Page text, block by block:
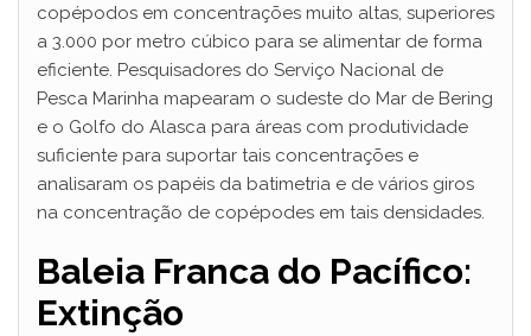
copépodos em concentrações muito altas, superiores
a 3.000 por metro cúbico para se alimentar de forma
eficiente. Pesquisadores do Serviço Nacional de
Pesca Marinha mapearam o sudeste do Mar de Bering
e o Golfo do Alasca para áreas com produtividade
suficiente para suportar tais concentrações e
analisaram os papéis da batimetria e de vários giros
na concentração de copépodes em tais densidades.
Baleia Franca do Pacífico:
Extinção